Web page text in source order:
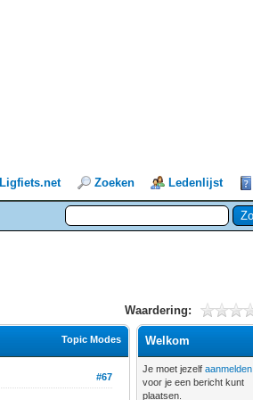
Ligfiets.net Zoeken Ledenlijst
Waardering:
Topic Modes
#67
Welkom
Je moet jezelfaanmelden
voor je een bericht kunt
plaatsen.